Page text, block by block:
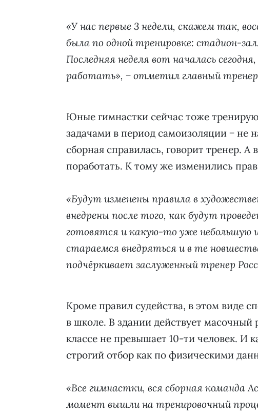
«У нас первые 3 недели, скажем так,
была по одной тренировке: стадион-
Последняя неделя вот началась
работать», − отметил главный
Юные гимнастки сейчас тоже
задачами в период самоизоляции − не
сборная справилась, говорит тренер. А
поработать. К тому же изменились
«Будут изменены правила в
внедрены после того, как будут
готовятся и какую-то уже
стараемся внедряться и в те
подчёркивает заслуженный тренер
Кроме правил судейства, в этом виде
в школе. В здании действует
классе не превышает 10-ти человек. И
строгий отбор как по физическими
«Все гимнастки, вся сборная команда
момент вышли на тренировочный